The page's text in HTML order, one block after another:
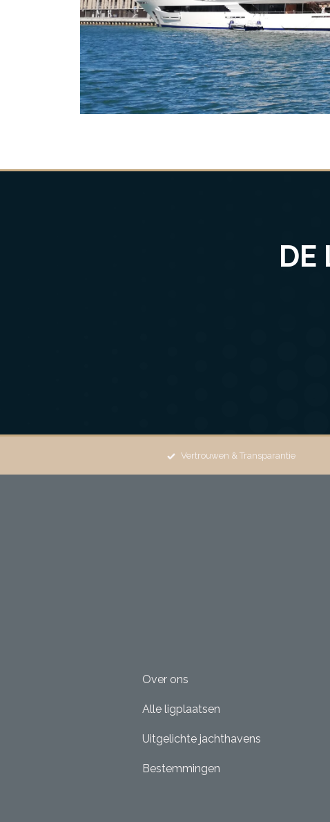
DE
Vertrouwen & Transparantie
Over ons
Alle ligplaatsen
Uitgelichte jachthavens
Bestemmingen